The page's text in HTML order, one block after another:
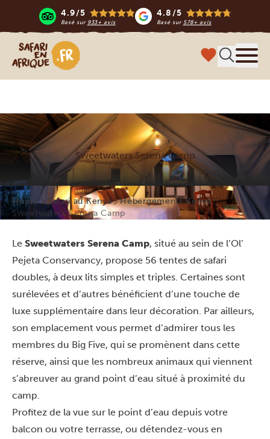
4.9/5
Basé sur 933+ avis
4.8/5
Basé sur 578+ avis
Safari en Afrique
Sweetwaters Serena Camp
Home Safari au Kenya
Hébergements Kenya
Sweetwaters Serena Camp
Le Sweetwaters Serena Camp, situé au sein de l’Ol’
Pejeta Conservancy, propose 56 tentes de safari
doubles, à deux lits simples et triples. Certaines sont
surélevées et d’autres bénéficient d’une touche de
luxe supplémentaire dans leur décoration. Par ailleurs,
son emplacement vous permet d’admirer tous les
membres du Big Five, qui se promènent dans cette
réserve, ainsi que les nombreux animaux qui viennent
s’abreuver au grand point d’eau situé à proximité du
camp.
Profitez de la vue sur le point d’eau depuis votre
balcon ou votre terrasse, ou détendez-vous en